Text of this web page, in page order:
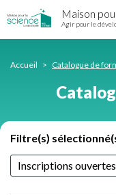
Catalogue
des
au
Maison
Agir pour le
Accueil Catalogue de
Filtre(s)
Inscriptions ouvertes